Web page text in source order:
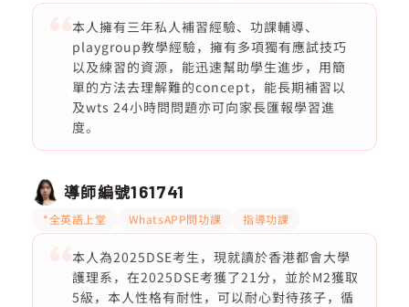
本人擁有三年私人補習經驗、功課輔導、
playgroup教學經驗，擁有多項獨有應試技巧
以及練習的資源，能迅速幫助學生進步，用簡
單的方法去理解難的concept，能長期補習以
及wts 24小時問問題亦可向家長匯報學習進
度。
導師編號161741
*全英語上堂 WhatsAPP問功課 指導功課
本人為2025DSE考生，現就讀於香港都會大學
護理系，在2025DSE考獲了21分，並於M2獲取
5級，本人性格有耐性，可以耐心對待孩子，循